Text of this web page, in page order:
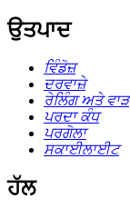
ਉਤਪਾਦ
ਵਿੰਡੋਜ਼
ਦਰਵਾਜ਼ੇ
ਰੇਲਿੰਗ ਅਤੇ ਵਾੜ
ਪਰਦਾ ਕੰਧ
ਪਰਗੋਲਾ
ਸਕਾਈਲਾਈਟ
ਹੱਲ